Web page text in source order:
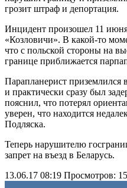
грозит штраф и депортация.
Инцидент произошел 11
«Козловичи». В какой-то
что с польской стороны на
границе приближается
Парапланерист приземлился
и практически сразу был
пояснил, что потерял
уверен, что находится
Подляска.
Теперь нарушителю
запрет на въезд в Беларусь.
13.06.17 08:19 Просмотров: